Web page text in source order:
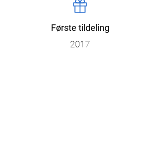
Første tildeling
2017